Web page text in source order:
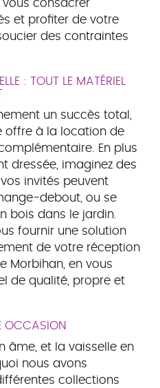
vous consacrer
et profiter de votre
des contraintes
: TOUT LE MATÉRIEL
un succès total,
offre à la location de
En plus
dressée, imaginez des
invités peuvent
debout, ou se
bois dans le jardin.
fournir une solution
de votre réception
Morbihan, en vous
de qualité, propre et
OCCASION
âme, et la vaisselle en
nous avons
collections